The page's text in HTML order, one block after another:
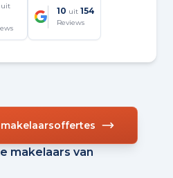
uit 10 uit 154
Reviews
makelaars van